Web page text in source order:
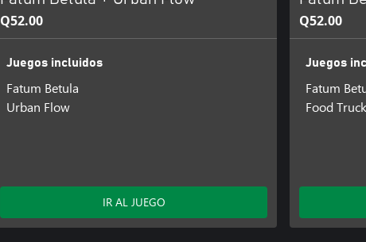
Q52.00
Juegos incluidos
Fatum Betula
Urban Flow
IR AL JUEGO
Q52.00
Juegos
Fatum
Food